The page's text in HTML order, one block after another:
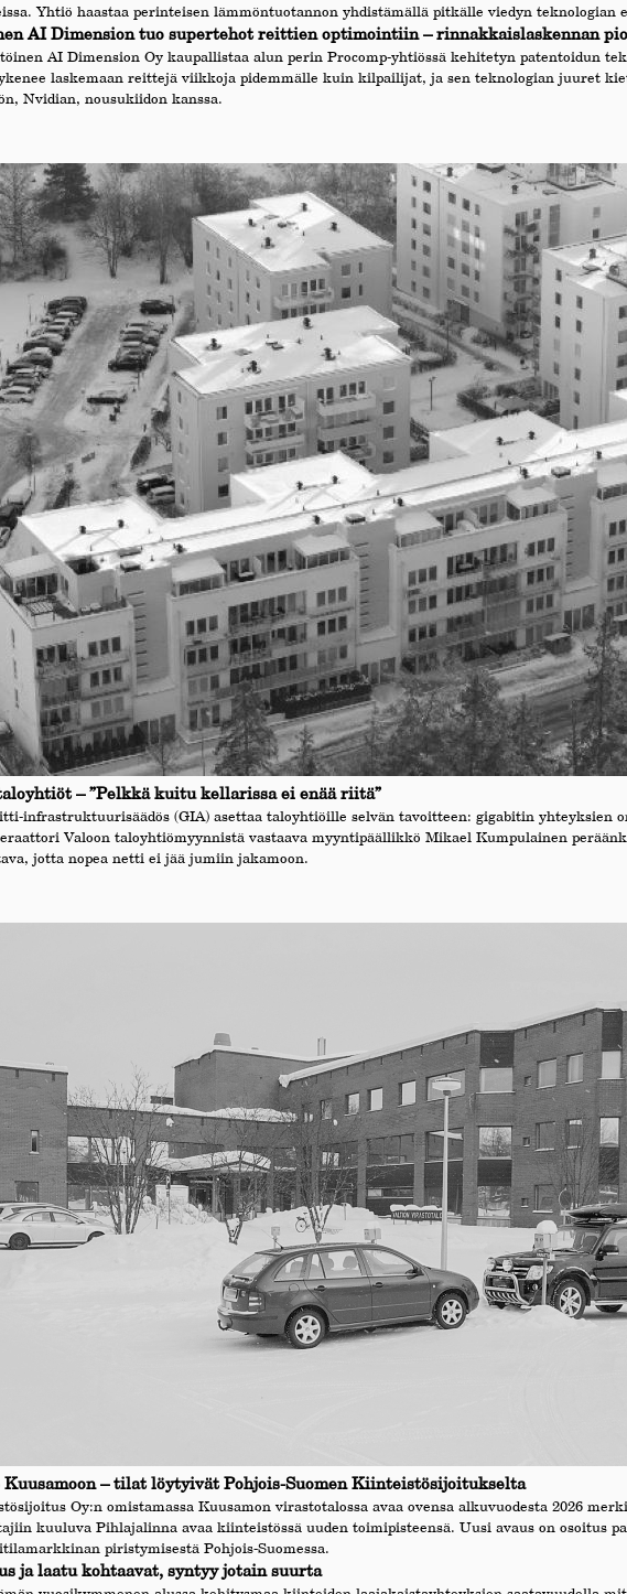
Yhtiö haastaa perinteisen lämmöntuotannon yhdistämällä pitkälle viedyn
AI Dimension tuo supertehot reittien optimointiin – rinnakkaislaskennan
AI Dimension Oy kaupallistaa alun perin Procomp-yhtiössä kehitetyn patentoidun
laskemaan reittejä viikkoja pidemmälle kuin kilpailijat, ja sen teknologian juuret
Nvidian, nousukiidon kanssa.
– ”Pelkkä kuitu kellarissa ei enää riitä”
infrastruktuurisäädös (GIA) asettaa taloyhtiöille selvän tavoitteen: gigabitin yhteyksien
Valoon taloyhtiömyynnistä vastaava myyntipäällikkö Mikael Kumpulainen
jotta nopea netti ei jää jumiin jakamoon.
– tilat löytyivät Pohjois-Suomen Kiinteistösijoitukselta
Oy:n omistamassa Kuusamon virastotalossa avaa ovensa alkuvuodesta 2026
kuuluva Pihlajalinna avaa kiinteistössä uuden toimipisteensä. Uusi avaus on osoitus
piristymisestä Pohjois-Suomessa.
ja laatu kohtaavat, syntyy jotain suurta